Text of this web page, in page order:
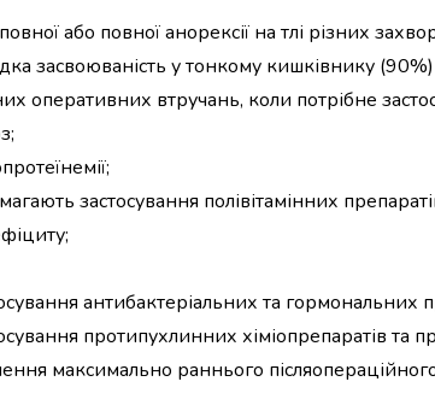
або повної анорексії на тлі різних
засвоюваність у тонкому кишківнику
оперативних втручань, коли потрібне
застосування полівітамінних
антибактеріальних та гормональних
протипухлинних хіміопрепаратів та
максимально раннього